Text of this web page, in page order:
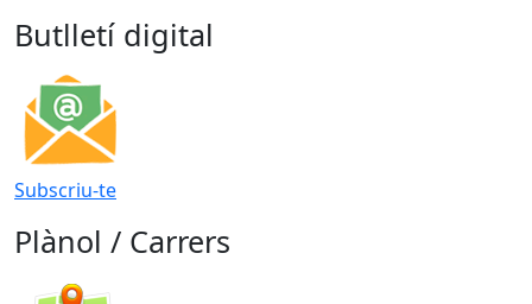
Butlletí digital
Subscriu-te
Plànol / Carrers